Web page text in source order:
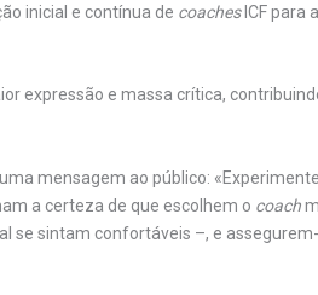
inicial e contínua de coachesICF para
expressão e massa crítica,
mensagem ao público:
a certeza de que escolhem o coach
se sintam confortáveis –, e